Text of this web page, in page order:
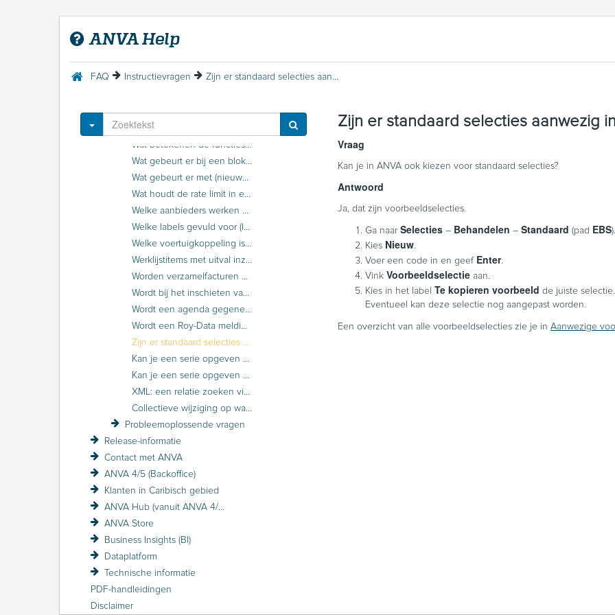
ANVA Help
FAQ Instructievragen Zijn er standaard selecties aanwezig in ANVA?
Toggle Dropdown
Waar kan ik het EMS-postbusnummer vinden?
Waar staan de handleidingen en GIM-berichten voor Extern tariferen IPC
Waarom staat label 98105 bij afwezige labels?
Wat betekenen de functies in het GIM-registratiebericht (BOAM)?
Wat gebeurt er bij een blokkering door de rate limiting maatregel? Welke error ontvang ik?
Wat gebeurt er met (nieuwe) berichten die tijdens een blokkering, door het overschrijden van de rate limit, worden ingeschoten?
Wat houdt de rate limit in en welke restrictie is er actief?
Welke aanbieders werken met Aplaza?
Welke labels gevuld voor (laatste) wijzigingsdatum bij collectieve wijziging?
Welke voertuigkoppeling is geactiveerd?
Werklijstitems met uitval inzien binnen concern
Worden verzamelfacturen meegenomen bij wijzigen relatie-/volgnummer?
Wordt bij het inschieten van een XML ook een Roy-Databevraging uitgevoerd?
Wordt een agenda gegenereerd bij terugkoppeling Roy-Data als te veel schadevrije jaren is opgegeven?
Wordt een Roy-Data melding aangemaakt bij opschorting of herstel opschorting?
Kan je een serie opgeven voor relatienummers?
Kan je een serie opgeven voor relatienummers?
XML: een relatie zoeken via index
Collectieve wijziging op wachtpolissen
Probleemoplossende vragen
Release-informatie
Contact met ANVA
ANVA 4/5 (Backoffice)
Klanten in Caribisch gebied
ANVA Hub (vanuit ANVA 4/5)
ANVA Store
Business Insights (BI)
Dataplatform
Technische informatie
PDF-handleidingen
Disclaimer
Zijn er standaard selecties aanwezig
Vraag
Kan je in ANVA ook kiezen voor standaard selecties?
Antwoord
Ja, dat zijn voorbeeldselecties.
Ga naar Selecties – Behandelen – Standaard (pad EBS).
Kies Nieuw
Voer een code in en geef Enter.
Vink Voorbeeldselectie aan.
Kies in het label Te kopieren voorbeeld de juiste selectie.
Eventueel kan deze selectie nog aangepast worden.
Een overzicht van alle voorbeeldselecties zie je in Aanwezige